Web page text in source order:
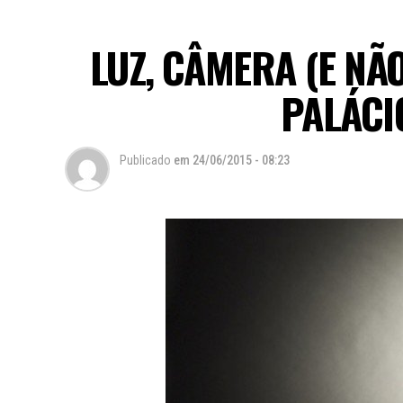
LUZ, CÂMERA (E
Publicado em 24/06/2015 - 08:23